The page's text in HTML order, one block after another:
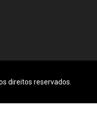
direitos reservados.